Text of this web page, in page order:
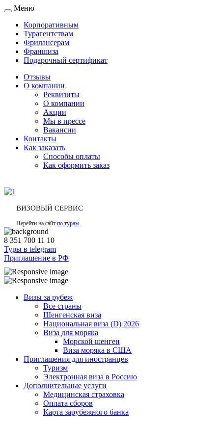
Toggle
navigation
Меню
Корпоративным
Турагентствам
Фрилансерам
Франшиза
Подарочный сертификат
Отзывы
О компании
Реквизиты
О компании
Акции
Мы в прессе
Вакансии
Контакты
Как заказать
Способы оплаты
Как оформить заказ
ВИЗОВЫЙ СЕРВИС
Перейти на сайт по турам
8 351 700 11 10
Туры в telegram
Приглашение в РФ
Визы за рубеж
Все страны
Шенгенская виза
Национальная виза (D) 2026
Виза для моряка
Морской шенген
Виза моряка в США
Приглашения для иностранцев
Туризм
Электронная виза в Россию
Дополнительные услуги
Медицинская страховка
Оплата сборов
Карта зарубежного банка